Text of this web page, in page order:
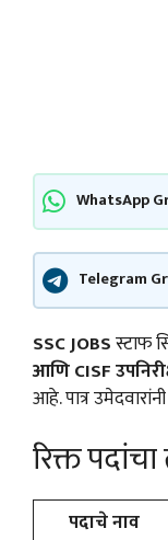
WhatsApp
Telegram
SSC JOBSस्टाफ
आणि CISF
आहे. पात्र
रिक्त
पदाचे नाव